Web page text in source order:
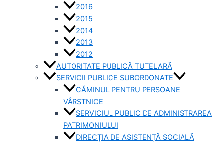
2016
2015
2014
2013
2012
AUTORITATE PUBLICĂ TUTELARĂ
SERVICII PUBLICE SUBORDONATE
CĂMINUL PENTRU PERSOANE
VÂRSTNICE
SERVICIUL PUBLIC DE ADMINISTRAREA
PATRIMONIULUI
DIRECȚIA DE ASISTENȚĂ SOCIALĂ